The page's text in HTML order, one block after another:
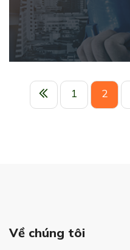
1 2
Về chúng tôi